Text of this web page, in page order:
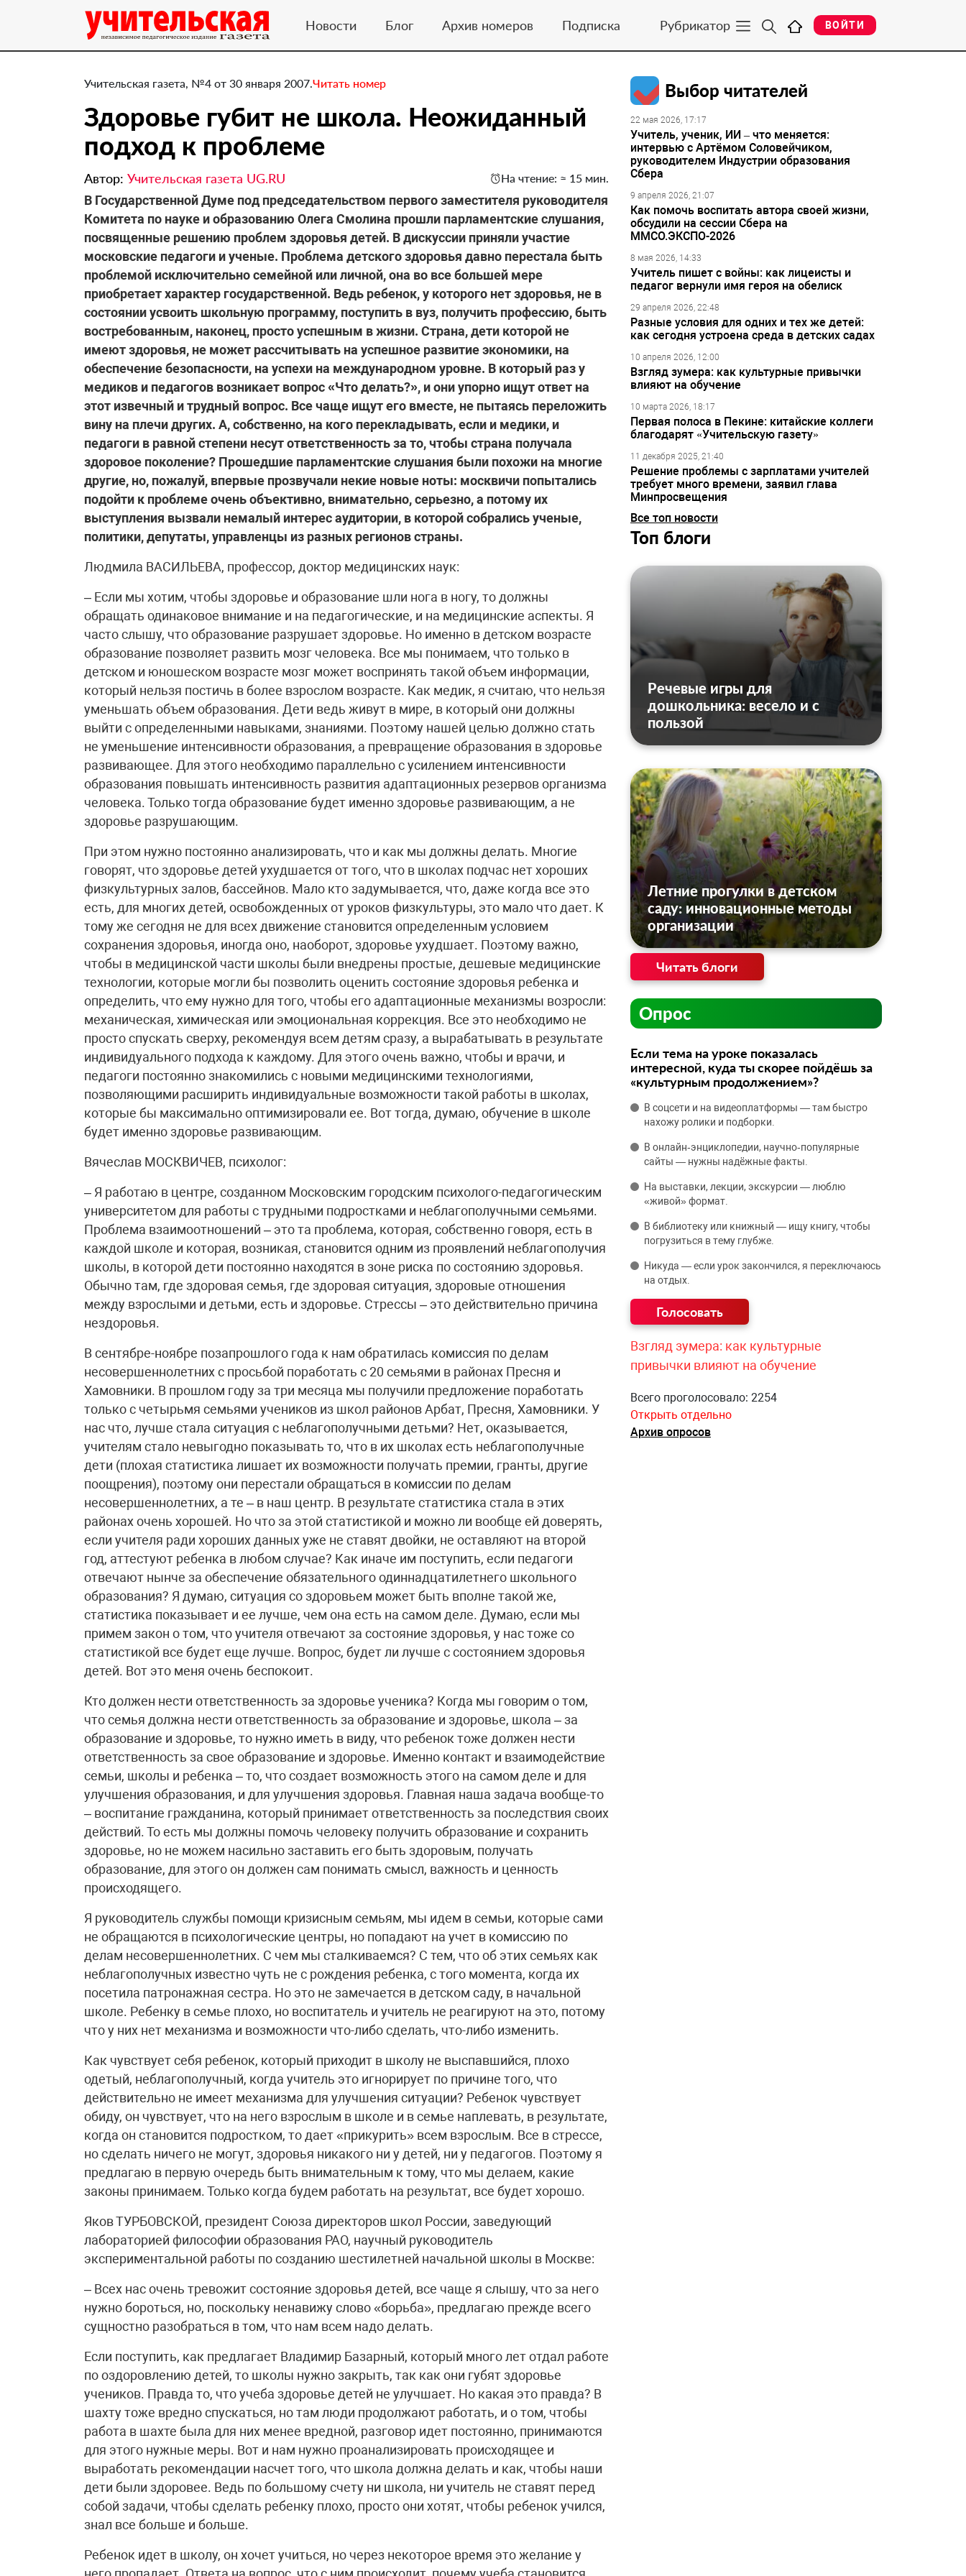
Новости Блог Архив номеров Подписка Рубрикатор ВОЙТИ
Учительская газета, №4 от 30 января 2007.Читать номер
Здоровье губит не школа. Неожиданный
подход к проблеме
Автор: Учительская газета UG.RU На чтение: ≈ 15 мин.
В Государственной Думе под председательством первого заместителя руководителя
Комитета по науке и образованию Олега Смолина прошли парламентские слушания,
посвященные решению проблем здоровья детей. В дискуссии приняли участие
московские педагоги и ученые. Проблема детского здоровья давно перестала быть
проблемой исключительно семейной или личной, она во все большей мере
приобретает характер государственной. Ведь ребенок, у которого нет здоровья, не в
состоянии усвоить школьную программу, поступить в вуз, получить профессию, быть
востребованным, наконец, просто успешным в жизни. Страна, дети которой не
имеют здоровья, не может рассчитывать на успешное развитие экономики, на
обеспечение безопасности, на успехи на международном уровне. В который раз у
медиков и педагогов возникает вопрос «Что делать?», и они упорно ищут ответ на
этот извечный и трудный вопрос. Все чаще ищут его вместе, не пытаясь переложить
вину на плечи других. А, собственно, на кого перекладывать, если и медики, и
педагоги в равной степени несут ответственность за то, чтобы страна получала
здоровое поколение? Прошедшие парламентские слушания были похожи на многие
другие, но, пожалуй, впервые прозвучали некие новые ноты: москвичи попытались
подойти к проблеме очень объективно, внимательно, серьезно, а потому их
выступления вызвали немалый интерес аудитории, в которой собрались ученые,
политики, депутаты, управленцы из разных регионов страны.
Людмила ВАСИЛЬЕВА, профессор, доктор медицинских наук:
– Если мы хотим, чтобы здоровье и образование шли нога в ногу, то должны
обращать одинаковое внимание и на педагогические, и на медицинские аспекты. Я
часто слышу, что образование разрушает здоровье. Но именно в детском возрасте
образование позволяет развить мозг человека. Все мы понимаем, что только в
детском и юношеском возрасте мозг может воспринять такой объем информации,
который нельзя постичь в более взрослом возрасте. Как медик, я считаю, что нельзя
уменьшать объем образования. Дети ведь живут в мире, в который они должны
выйти с определенными навыками, знаниями. Поэтому нашей целью должно стать
не уменьшение интенсивности образования, а превращение образования в здоровье
развивающее. Для этого необходимо параллельно с усилением интенсивности
образования повышать интенсивность развития адаптационных резервов организма
человека. Только тогда образование будет именно здоровье развивающим, а не
здоровье разрушающим.
При этом нужно постоянно анализировать, что и как мы должны делать. Многие
говорят, что здоровье детей ухудшается от того, что в школах подчас нет хороших
физкультурных залов, бассейнов. Мало кто задумывается, что, даже когда все это
есть, для многих детей, освобожденных от уроков физкультуры, это мало что дает. К
тому же сегодня не для всех движение становится определенным условием
сохранения здоровья, иногда оно, наоборот, здоровье ухудшает. Поэтому важно,
чтобы в медицинской части школы были внедрены простые, дешевые медицинские
технологии, которые могли бы позволить оценить состояние здоровья ребенка и
определить, что ему нужно для того, чтобы его адаптационные механизмы возросли:
механическая, химическая или эмоциональная коррекция. Все это необходимо не
просто спускать сверху, рекомендуя всем детям сразу, а вырабатывать в результате
индивидуального подхода к каждому. Для этого очень важно, чтобы и врачи, и
педагоги постоянно знакомились с новыми медицинскими технологиями,
позволяющими расширить индивидуальные возможности такой работы в школах,
которые бы максимально оптимизировали ее. Вот тогда, думаю, обучение в школе
будет именно здоровье развивающим.
Вячеслав МОСКВИЧЕВ, психолог:
– Я работаю в центре, созданном Московским городским психолого-педагогическим
университетом для работы с трудными подростками и неблагополучными семьями.
Проблема взаимоотношений – это та проблема, которая, собственно говоря, есть в
каждой школе и которая, возникая, становится одним из проявлений неблагополучия
школы, в которой дети постоянно находятся в зоне риска по состоянию здоровья.
Обычно там, где здоровая семья, где здоровая ситуация, здоровые отношения
между взрослыми и детьми, есть и здоровье. Стрессы – это действительно причина
нездоровья.
В сентябре-ноябре позапрошлого года к нам обратилась комиссия по делам
несовершеннолетних с просьбой поработать с 20 семьями в районах Пресня и
Хамовники. В прошлом году за три месяца мы получили предложение поработать
только с четырьмя семьями учеников из школ районов Арбат, Пресня, Хамовники. У
нас что, лучше стала ситуация с неблагополучными детьми? Нет, оказывается,
учителям стало невыгодно показывать то, что в их школах есть неблагополучные
дети (плохая статистика лишает их возможности получать премии, гранты, другие
поощрения), поэтому они перестали обращаться в комиссии по делам
несовершеннолетних, а те – в наш центр. В результате статистика стала в этих
районах очень хорошей. Но что за этой статистикой и можно ли вообще ей доверять,
если учителя ради хороших данных уже не ставят двойки, не оставляют на второй
год, аттестуют ребенка в любом случае? Как иначе им поступить, если педагоги
отвечают нынче за обеспечение обязательного одиннадцатилетнего школьного
образования? Я думаю, ситуация со здоровьем может быть вполне такой же,
статистика показывает и ее лучше, чем она есть на самом деле. Думаю, если мы
примем закон о том, что учителя отвечают за состояние здоровья, у нас тоже со
статистикой все будет еще лучше. Вопрос, будет ли лучше с состоянием здоровья
детей. Вот это меня очень беспокоит.
Кто должен нести ответственность за здоровье ученика? Когда мы говорим о том,
что семья должна нести ответственность за образование и здоровье, школа – за
образование и здоровье, то нужно иметь в виду, что ребенок тоже должен нести
ответственность за свое образование и здоровье. Именно контакт и взаимодействие
семьи, школы и ребенка – то, что создает возможность этого на самом деле и для
улучшения образования, и для улучшения здоровья. Главная наша задача вообще-то
– воспитание гражданина, который принимает ответственность за последствия своих
действий. То есть мы должны помочь человеку получить образование и сохранить
здоровье, но не можем насильно заставить его быть здоровым, получать
образование, для этого он должен сам понимать смысл, важность и ценность
происходящего.
Я руководитель службы помощи кризисным семьям, мы идем в семьи, которые сами
не обращаются в психологические центры, но попадают на учет в комиссию по
делам несовершеннолетних. С чем мы сталкиваемся? С тем, что об этих семьях как
неблагополучных известно чуть не с рождения ребенка, с того момента, когда их
посетила патронажная сестра. Но это не замечается в детском саду, в начальной
школе. Ребенку в семье плохо, но воспитатель и учитель не реагируют на это, потому
что у них нет механизма и возможности что-либо сделать, что-либо изменить.
Как чувствует себя ребенок, который приходит в школу не выспавшийся, плохо
одетый, неблагополучный, когда учитель это игнорирует по причине того, что
действительно не имеет механизма для улучшения ситуации? Ребенок чувствует
обиду, он чувствует, что на него взрослым в школе и в семье наплевать, в результате,
когда он становится подростком, то дает «прикурить» всем взрослым. Все в стрессе,
но сделать ничего не могут, здоровья никакого ни у детей, ни у педагогов. Поэтому я
предлагаю в первую очередь быть внимательным к тому, что мы делаем, какие
законы принимаем. Только когда будем работать на результат, все будет хорошо.
Яков ТУРБОВСКОЙ, президент Союза директоров школ России, заведующий
лабораторией философии образования РАО, научный руководитель
экспериментальной работы по созданию шестилетней начальной школы в Москве:
– Всех нас очень тревожит состояние здоровья детей, все чаще я слышу, что за него
нужно бороться, но, поскольку ненавижу слово «борьба», предлагаю прежде всего
сущностно разобраться в том, что нам всем надо делать.
Если поступить, как предлагает Владимир Базарный, который много лет отдал работе
по оздоровлению детей, то школы нужно закрыть, так как они губят здоровье
учеников. Правда то, что учеба здоровье детей не улучшает. Но какая это правда? В
шахту тоже вредно спускаться, но там люди продолжают работать, и о том, чтобы
работа в шахте была для них менее вредной, разговор идет постоянно, принимаются
для этого нужные меры. Вот и нам нужно проанализировать происходящее и
выработать рекомендации насчет того, что школа должна делать и как, чтобы наши
дети были здоровее. Ведь по большому счету ни школа, ни учитель не ставят перед
собой задачи, чтобы сделать ребенку плохо, просто они хотят, чтобы ребенок учился,
знал все больше и больше.
Ребенок идет в школу, он хочет учиться, но через некоторое время это желание у
Выбор читателей
22 мая 2026, 17:17
Учитель, ученик, ИИ – что меняется:
интервью с Артёмом Соловейчиком,
руководителем Индустрии образования
Сбера
9 апреля 2026, 21:07
Как помочь воспитать автора своей жизни,
обсудили на сессии Сбера на
ММСО.ЭКСПО-2026
8 мая 2026, 14:33
Учитель пишет с войны: как лицеисты и
педагог вернули имя героя на обелиск
29 апреля 2026, 22:48
Разные условия для одних и тех же детей:
как сегодня устроена среда в детских садах
10 апреля 2026, 12:00
Взгляд зумера: как культурные привычки
влияют на обучение
10 марта 2026, 18:17
Первая полоса в Пекине: китайские коллеги
благодарят «Учительскую газету»
11 декабря 2025, 21:40
Решение проблемы с зарплатами учителей
требует много времени, заявил глава
Минпросвещения
Все топ новости
Топ блоги
Речевые игры для
дошкольника: весело и с
пользой
Летние прогулки в детском
саду: инновационные методы
организации
Читать блоги
Опрос
Если тема на уроке показалась
интересной, куда ты скорее пойдёшь за
«культурным продолжением»?
В соцсети и на видеоплатформы — там быстро
нахожу ролики и подборки.
В онлайн‑энциклопедии, научно‑популярные
сайты — нужны надёжные факты.
На выставки, лекции, экскурсии — люблю
«живой» формат.
В библиотеку или книжный — ищу книгу, чтобы
погрузиться в тему глубже.
Никуда — если урок закончился, я переключаюсь
на отдых.
Взгляд зумера: как культурные
привычки влияют на обучение
Всего проголосовало: 2254
Открыть отдельно
Архив опросов